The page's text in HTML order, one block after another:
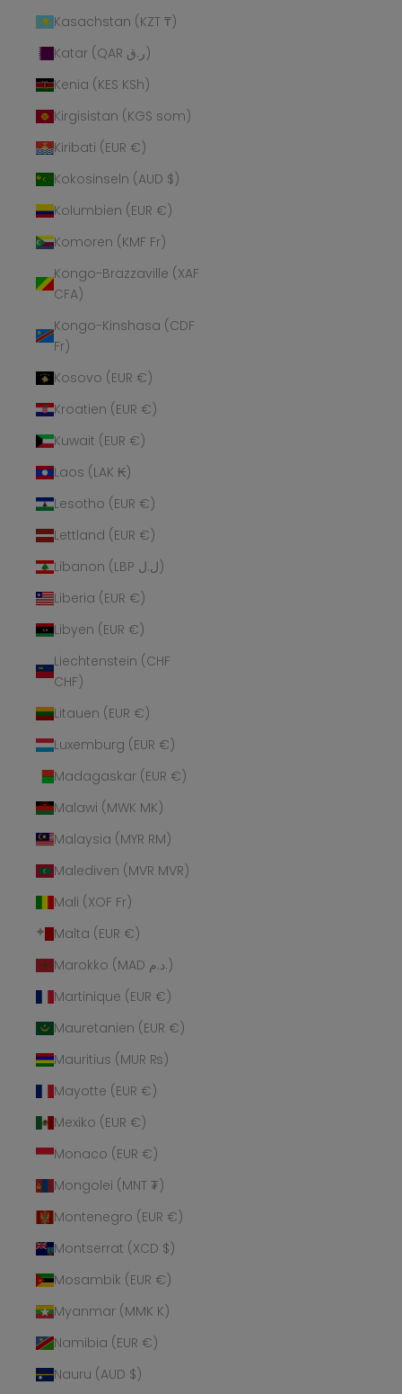
Kasachstan (KZT ₸)
Katar (QAR ر.ق)
Kenia (KES KSh)
Kirgisistan (KGS som)
Kiribati (EUR €)
Kokosinseln (AUD $)
Kolumbien (EUR €)
Komoren (KMF Fr)
Kongo-Brazzaville (XAF
CFA)
Kongo-Kinshasa (CDF
Fr)
Kosovo (EUR €)
Kroatien (EUR €)
Kuwait (EUR €)
Laos (LAK ₭)
Lesotho (EUR €)
Lettland (EUR €)
Libanon (LBP ل.ل)
Liberia (EUR €)
Libyen (EUR €)
Liechtenstein (CHF
CHF)
Litauen (EUR €)
Luxemburg (EUR €)
Madagaskar (EUR €)
Malawi (MWK MK)
Malaysia (MYR RM)
Malediven (MVR MVR)
Mali (XOF Fr)
Malta (EUR €)
Marokko (MAD د.م.)
Martinique (EUR €)
Mauretanien (EUR €)
Mauritius (MUR ₨)
Mayotte (EUR €)
Mexiko (EUR €)
Monaco (EUR €)
Mongolei (MNT ₮)
Montenegro (EUR €)
Montserrat (XCD $)
Mosambik (EUR €)
Myanmar (MMK K)
Namibia (EUR €)
Nauru (AUD $)